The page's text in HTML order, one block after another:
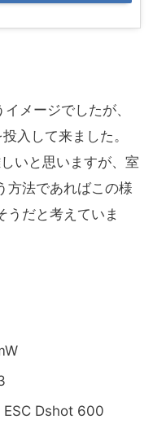
メージでしたが、
入して来ました。
いと思いますが、室
方法であればこの様
うだと考えていま
Dshot 600